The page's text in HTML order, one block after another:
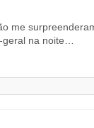
me
na noite…